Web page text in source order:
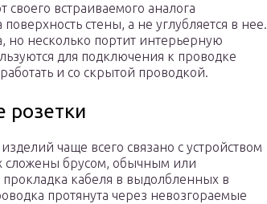
встраиваемого аналога
стены, а не углубляется в нее.
но несколько портит интерьерную
для подключения к проводке
и со скрытой проводкой.
розетки
чаще всего связано с устройством
сложены брусом, обычным или
кабеля в выдолбленных в
протянута через невозгораемые